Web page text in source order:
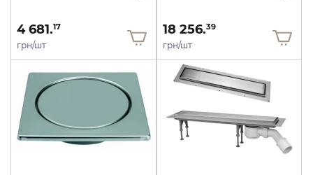
4 681.17
грн/шт
18 256.39
грн/шт